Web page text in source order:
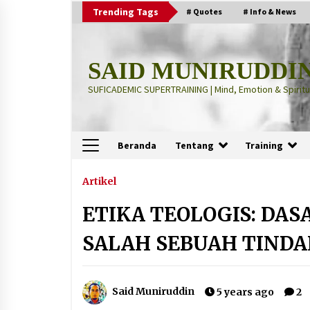
Trending Tags # Quotes # Info & News
SAID
SUFICADEMIC SUPERTRAINING | Mind, Emotion &
Beranda Tentang Training
Terbaru
“Thuma’ninah”: Cara Agama
2 months ago
“Pohon Kehidupan”: Mati Dulu,
Hidup
Artikel
ETIKA TEOLOGIS:
SALAH SEBUAH
Said Muniruddin 5 years ago 2